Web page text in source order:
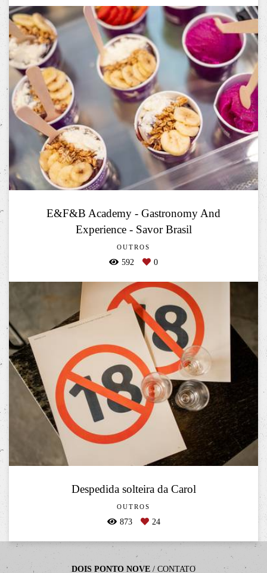
E&F&B Academy - Gastronomy And
Experience - Savor Brasil
OUTROS
592 0
Despedida solteira da Carol
OUTROS
873 24
DOIS PONTO NOVE / CONTATO